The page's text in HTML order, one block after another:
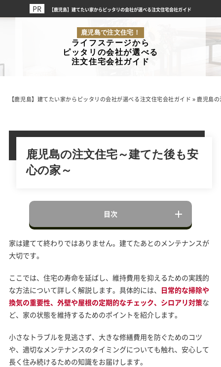
【鹿児島】建てたい家からピッタリの会社が選べる注文住宅会社ガイド
鹿児島で注文住宅！
ライフステージから
ピッタリの会社が選べる
注文住宅会社ガイド
【鹿児島】建てたい家からピッタリの会社が選べる注文住宅会社ガイド » 鹿児島
鹿児島の注文住宅～建てた後も安
心の家～
目次
家は建てて終わりではありません。建てたあとのメンテナンスが
大切です。
ここでは、住宅の寿命を延ばし、維持費用を抑えるための実践的
な方法について詳しく解説します。具体的には、 日常的な掃除や
換気の重要性、外壁や屋根の定期的なチェック、シロアリ対策な
ど、家の状態を維持するためのポイントを紹介します。
小さなトラブルを見逃さず、大きな修繕費用を防ぐためのコツ
や、適切なメンテナンスのタイミングについても触れ、安心して
長く住み続けるための知識をお届けします。